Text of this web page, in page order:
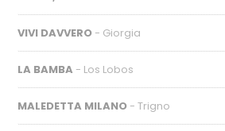
VIVI DAVVERO - Giorgia
LA BAMBA - Los Lobos
MALEDETTA MILANO - Trigno